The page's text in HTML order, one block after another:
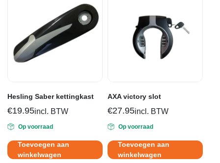
Hesling Saber kettingkast
€19.95incl. BTW
Op voorraad
Toevoegen aan
winkelwagen
AXA victory slot
€27.95incl. BTW
Op voorraad
Toevoegen aan
winkelwagen